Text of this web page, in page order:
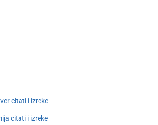
citati i izreke
citati i izreke